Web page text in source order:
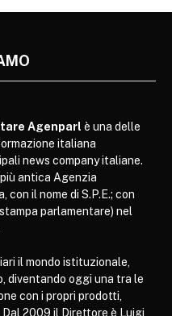
Agenparl è una delle
italiana
news company italiane.
antica Agenzia
il nome di S.P.E.; con
parlamentare) nel
il mondo istituzionale,
diventando oggi una tra le
con i propri prodotti,
Dal 2009 il Direttore è Luigi